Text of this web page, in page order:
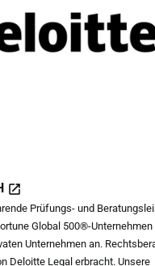
Prüfungs- und
Global 500®-Unternehmen
Unternehmen an.
Deloitte Legal erbracht. Unsere